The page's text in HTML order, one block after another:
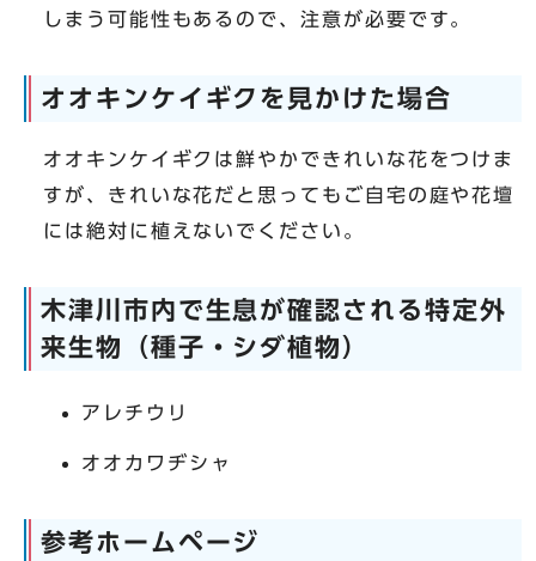
しまう可能性もあるので、注意が必要です。
オオキンケイギクを見かけた場合
オオキンケイギクは鮮やかできれいな花をつけま
すが、きれいな花だと思ってもご自宅の庭や花壇
には絶対に植えないでください。
木津川市内で生息が確認される特定外
来生物（種子・シダ植物）
アレチウリ
オオカワヂシャ
参考ホームページ